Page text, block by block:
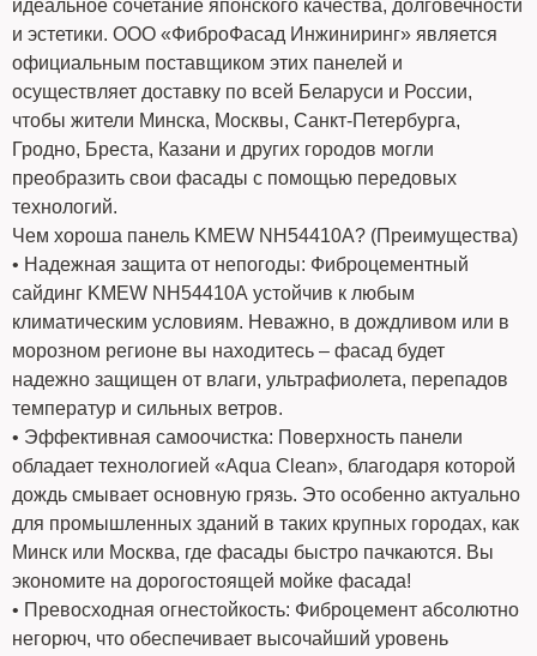
идеальное сочетание японского качества, долговечности
и эстетики. ООО «ФиброФасад Инжиниринг» является
официальным поставщиком этих панелей и
осуществляет доставку по всей Беларуси и России,
чтобы жители Минска, Москвы, Санкт-Петербурга,
Гродно, Бреста, Казани и других городов могли
преобразить свои фасады с помощью передовых
технологий.
Чем хороша панель KMEW NH54410А? (Преимущества)
• Надежная защита от непогоды: Фиброцементный
сайдинг KMEW NH54410А устойчив к любым
климатическим условиям. Неважно, в дождливом или в
морозном регионе вы находитесь – фасад будет
надежно защищен от влаги, ультрафиолета, перепадов
температур и сильных ветров.
• Эффективная самоочистка: Поверхность панели
обладает технологией «Aqua Clean», благодаря которой
дождь смывает основную грязь. Это особенно актуально
для промышленных зданий в таких крупных городах, как
Минск или Москва, где фасады быстро пачкаются. Вы
экономите на дорогостоящей мойке фасада!
• Превосходная огнестойкость: Фиброцемент абсолютно
негорюч, что обеспечивает высочайший уровень